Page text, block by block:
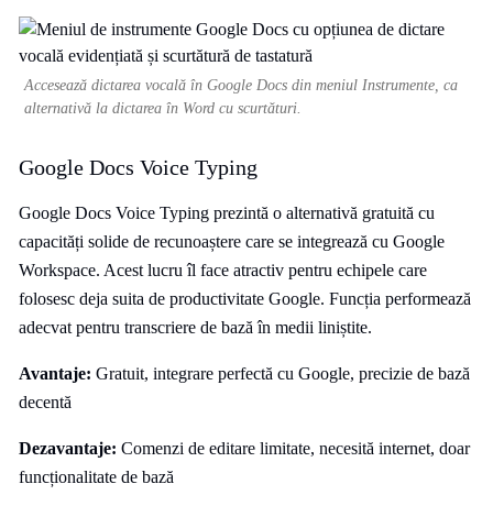
Accesează dictarea vocală în Google Docs din meniul Instrumente, ca
alternativă la dictarea în Word cu scurtături.
Google Docs Voice Typing
Google Docs Voice Typing prezintă o alternativă gratuită cu
capacități solide de recunoaștere care se integrează cu Google
Workspace. Acest lucru îl face atractiv pentru echipele care
folosesc deja suita de productivitate Google. Funcția performează
adecvat pentru transcriere de bază în medii liniștite.
Avantaje: Gratuit, integrare perfectă cu Google, precizie de bază
decentă
Dezavantaje: Comenzi de editare limitate, necesită internet, doar
funcționalitate de bază